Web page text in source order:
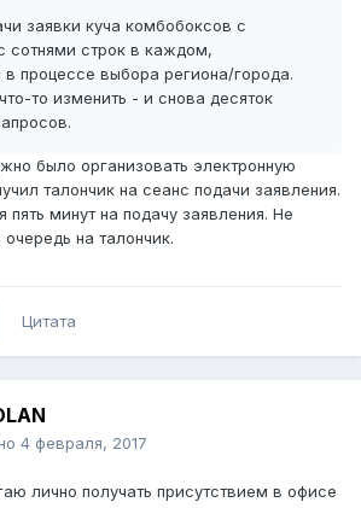
заявки куча комбобоксов с
сотнями строк в каждом,
процессе выбора региона/города.
то изменить - и снова десяток
было организовать электронную
талончик на сеанс подачи заявления.
пять минут на подачу заявления. Не
на талончик.
Цитата
4 февраля, 2017
лично получать присутствием в офисе